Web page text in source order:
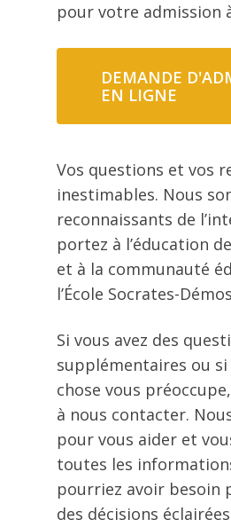
pour votre admission
DEMANDE
EN LIGNE
Vos questions et vos
inestimables. Nous
reconnaissants de
portez à l’éducation
et à la communauté
l’École Socrates-
Si vous avez des
supplémentaires ou si
chose vous
à nous contacter.
pour vous aider et
toutes les
pourriez avoir besoin
des décisions